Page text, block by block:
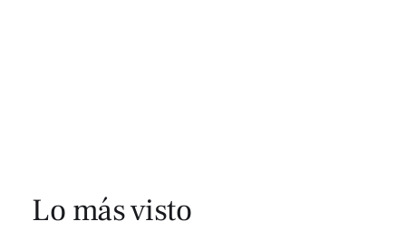
Lo más visto